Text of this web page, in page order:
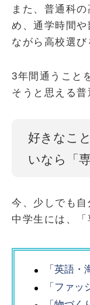
また、普通科
め、通学時間や
ながら高校選び
3年間通うこと
そうと思える普
好きなこ
いなら「専
今、少しでも
中学生には、「
「英語・
「ファッ